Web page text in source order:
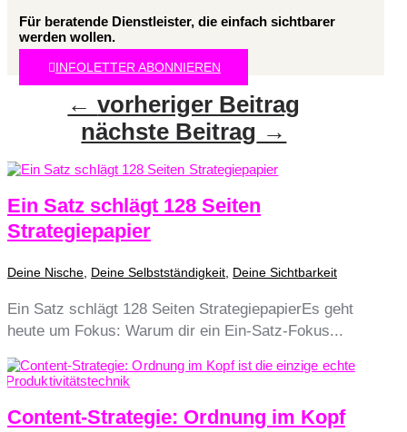
Für beratende Dienstleister, die einfach sichtbarer
werden wollen.
INFOLETTER ABONNIEREN
←vorheriger Beitrag
nächste Beitrag →
Ein Satz schlägt 128 Seiten
Strategiepapier
Deine Nische Deine Selbstständigkeit Deine Sichtbarkeit
Ein Satz schlägt 128 Seiten StrategiepapierEs geht
heute um Fokus: Warum dir ein Ein-Satz-Fokus...
Content-Strategie: Ordnung im Kopf